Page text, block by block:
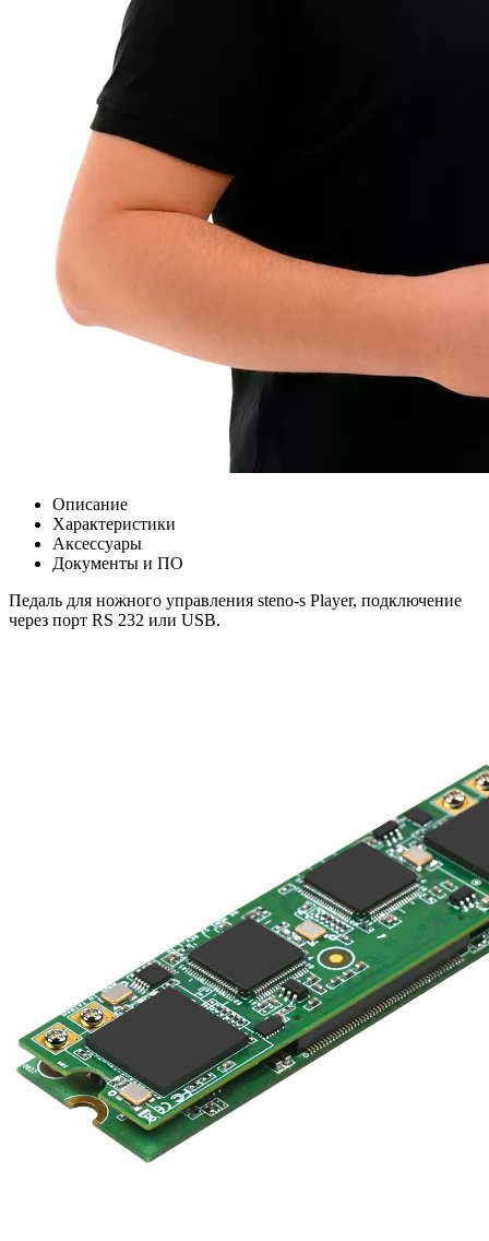
Описание
Характеристики
Аксессуары
Документы и ПО
Педаль для ножного управления steno-s Player, подключение
через порт RS 232 или USB.